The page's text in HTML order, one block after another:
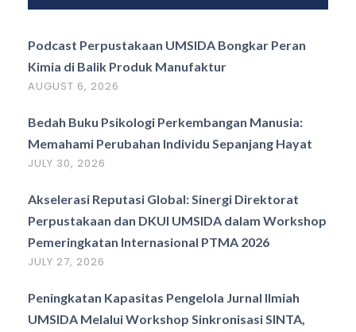
Podcast Perpustakaan UMSIDA Bongkar Peran
Kimia di Balik Produk Manufaktur
AUGUST 6, 2026
Bedah Buku Psikologi Perkembangan Manusia:
Memahami Perubahan Individu Sepanjang Hayat
JULY 30, 2026
Akselerasi Reputasi Global: Sinergi Direktorat
Perpustakaan dan DKUI UMSIDA dalam Workshop
Pemeringkatan Internasional PTMA 2026
JULY 27, 2026
Peningkatan Kapasitas Pengelola Jurnal Ilmiah
UMSIDA Melalui Workshop Sinkronisasi SINTA,